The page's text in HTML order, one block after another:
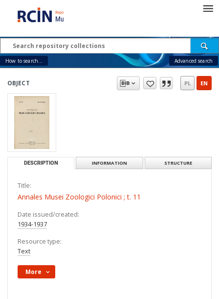
How to search... Advanced search
OBJECT PL EN
DESCRIPTION INFORMATION STRUCTURE
Title:
Annales Musei Zoologici Polonici ; t. 11
Date issued/created:
1934-1937
Resource type:
Text
More